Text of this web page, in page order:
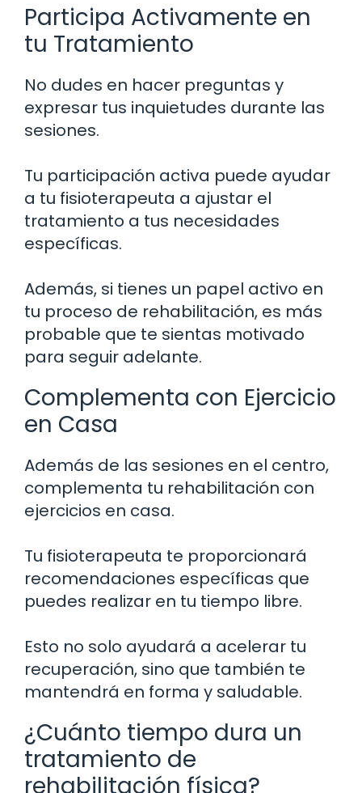
Participa Activamente en
tu Tratamiento
No dudes en hacer preguntas y
expresar tus inquietudes durante las
sesiones.
Tu participación activa puede ayudar
a tu fisioterapeuta a ajustar el
tratamiento a tus necesidades
específicas.
Además, si tienes un papel activo en
tu proceso de rehabilitación, es más
probable que te sientas motivado
para seguir adelante.
Complementa con Ejercicio
en Casa
Además de las sesiones en el centro,
complementa tu rehabilitación con
ejercicios en casa.
Tu fisioterapeuta te proporcionará
recomendaciones específicas que
puedes realizar en tu tiempo libre.
Esto no solo ayudará a acelerar tu
recuperación, sino que también te
mantendrá en forma y saludable.
¿Cuánto tiempo dura un
tratamiento de
rehabilitación física?